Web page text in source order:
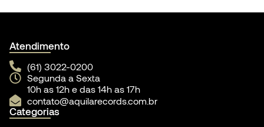
Atendimento
(61) 3022-0200
Segunda a Sexta
10h as 12h e das 14h as 17h
contato@aquilarecords.com.br
Categorias